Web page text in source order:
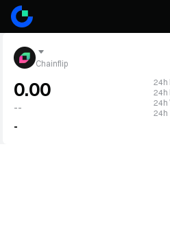
Chainflip
0.00
--
-
24h
24h
24h
24h